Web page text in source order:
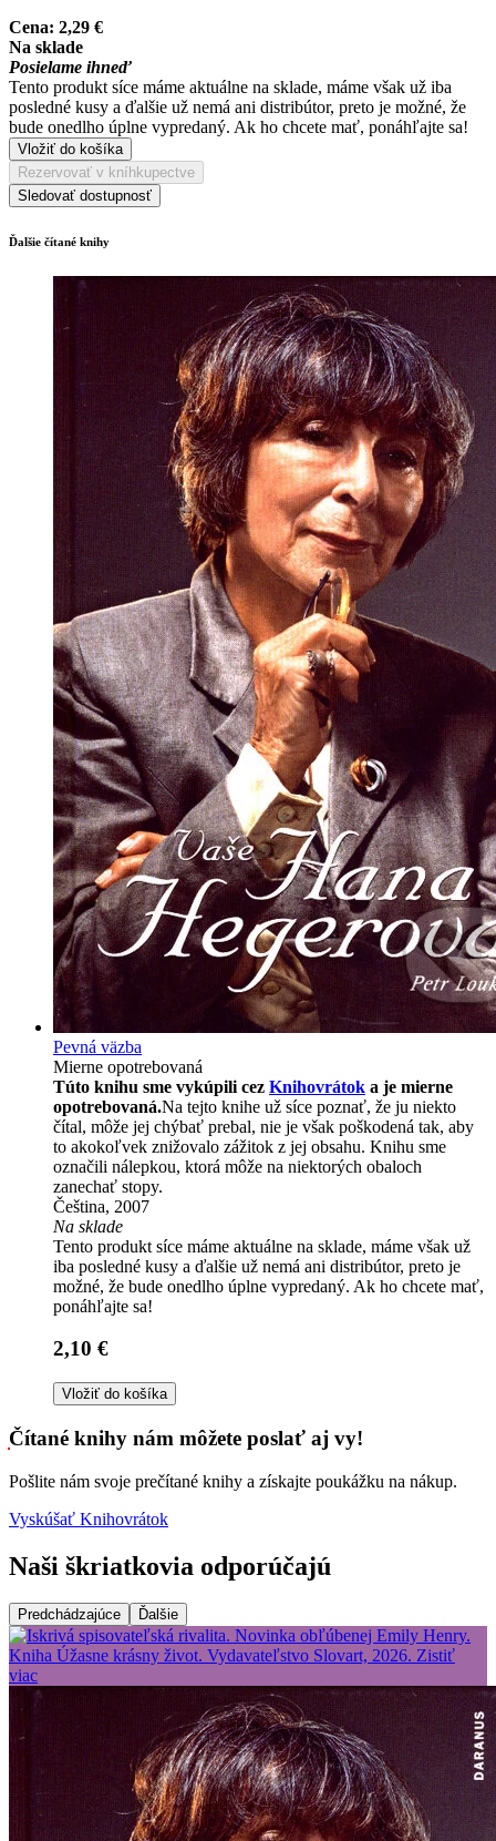
Cena: 2,29 €
Na sklade
Posielame ihneď
Tento produkt síce máme aktuálne na sklade, máme však už iba
posledné kusy a ďalšie už nemá ani distribútor, preto je možné, že
bude onedlho úplne vypredaný. Ak ho chcete mať, ponáhľajte sa!
Vložiť do košíka
Rezervovať v kníhkupectve
Sledovať dostupnosť
Ďalšie čítané knihy
Pevná väzba
Mierne opotrebovaná
Túto knihu sme vykúpili cez Knihovrátok a je mierne
opotrebovaná.Na tejto knihe už síce poznať, že ju niekto
čítal, môže jej chýbať prebal, nie je však poškodená tak, aby
to akokoľvek znižovalo zážitok z jej obsahu. Knihu sme
označili nálepkou, ktorá môže na niektorých obaloch
zanechať stopy.
Čeština, 2007
Na sklade
Tento produkt síce máme aktuálne na sklade, máme však už
iba posledné kusy a ďalšie už nemá ani distribútor, preto je
možné, že bude onedlho úplne vypredaný. Ak ho chcete mať,
ponáhľajte sa!
2,10 €
Vložiť do košíka
Čítané knihy nám môžete poslať aj vy!
Pošlite nám svoje prečítané knihy a získajte poukážku na nákup.
Vyskúšať Knihovrátok
Naši škriatkovia odporúčajú
Predchádzajúce Ďalšie